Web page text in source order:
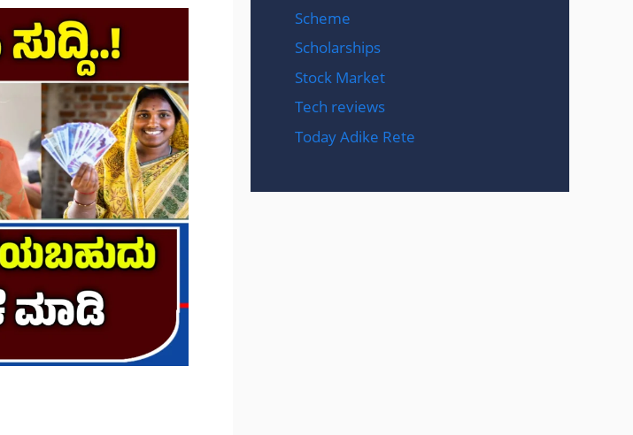
Scheme
Scholarships
Stock Market
Tech reviews
Today Adike Rete